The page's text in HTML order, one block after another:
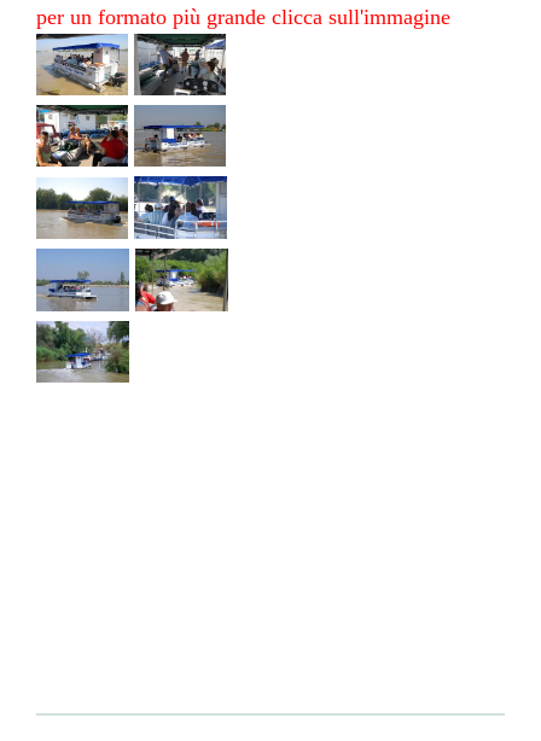
per un formato più grande clicca sull'immagine